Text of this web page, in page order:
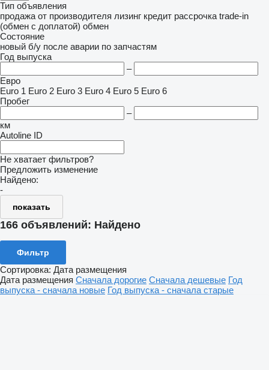
Тип объявления
продажа от производителя лизинг кредит рассрочка trade-in
(обмен с доплатой) обмен
Состояние
новый б/у после аварии по запчастям
Год выпуска
–
Евро
Euro 1 Euro 2 Euro 3 Euro 4 Euro 5 Euro 6
Пробег
–
км
Autoline ID
Не хватает фильтров?
Предложить изменение
Найдено:
-
показать
166 объявлений: Найдено
Фильтр
Сортировка: Дата размещения
Дата размещения Сначала дорогие Сначала дешевые Год
выпуска - сначала новые Год выпуска - сначала старые